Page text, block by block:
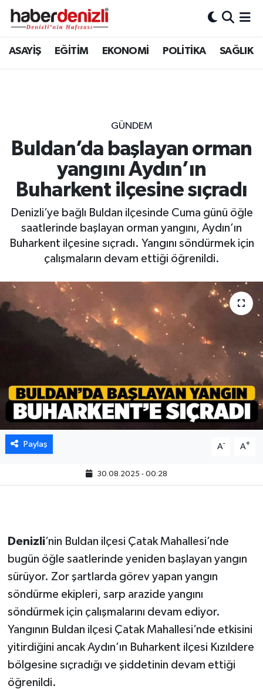
ASAYİŞ EĞİTİM EKONOMİ POLİTİKA SAĞLIK
GÜNDEM
Buldan’da başlayan orman
yangını Aydın’ın
Buharkent ilçesine sıçradı
Denizli’ye bağlı Buldan ilçesinde Cuma günü öğle
saatlerinde başlayan orman yangını, Aydın’ın
Buharkent ilçesine sıçradı. Yangını söndürmek için
çalışmaların devam ettiği öğrenildi.
Paylaş A- A+
30.08.2025 - 00:28
Denizli’nin Buldan ilçesi Çatak Mahallesi’nde
bugün öğle saatlerinde yeniden başlayan yangın
sürüyor. Zor şartlarda görev yapan yangın
söndürme ekipleri, sarp arazide yangını
söndürmek için çalışmalarını devam ediyor.
Yangının Buldan ilçesi Çatak Mahallesi’nde etkisini
yitirdiğini ancak Aydın’ın Buharkent ilçesi Kızıldere
bölgesine sıçradığı ve şiddetinin devam ettiği
öğrenildi.
Denizli Nöbetçi Eczaneler
Tüm Manşetler
Son Dakika Haberleri
Haber Arşivi